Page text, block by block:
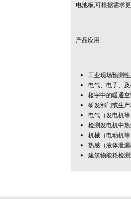
电池板,可根据需求
产品应用
工业现场预测
电气、电子、
楼宇中的暖通
研发部门或生
电气（发电机
检测发电机中
机械（电动机
热感（液体泄
建筑物能耗检